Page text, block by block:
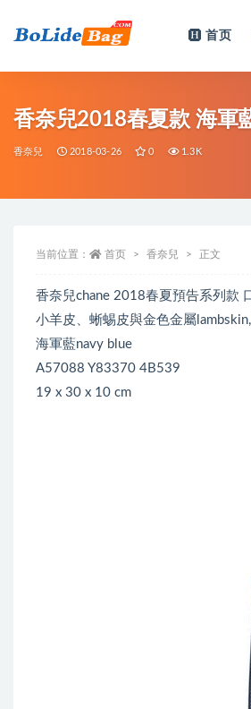
首页
香奈兒2018春夏款 海軍
香奈兒 2018-03-26 0 1.3K
当前位置： 首页 香奈兒 正文
香奈兒chane 2018春夏預告系列款
小羊皮、蜥蜴皮與金色金屬
海軍藍navy blue
A57088 Y83370 4B539
19 x 30 x 10 cm